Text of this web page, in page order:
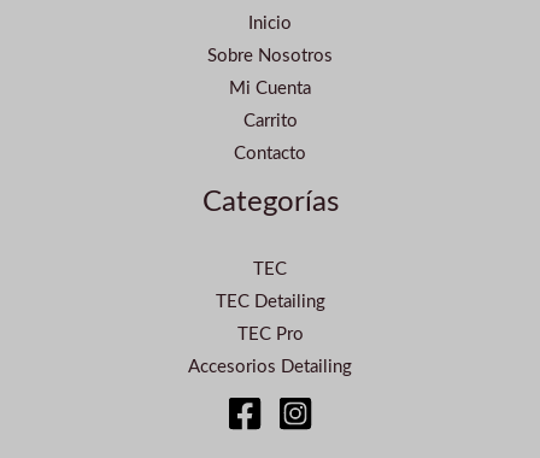
Inicio
Sobre Nosotros
Mi Cuenta
Carrito
Contacto
Categorías
TEC
TEC Detailing
TEC Pro
Accesorios Detailing